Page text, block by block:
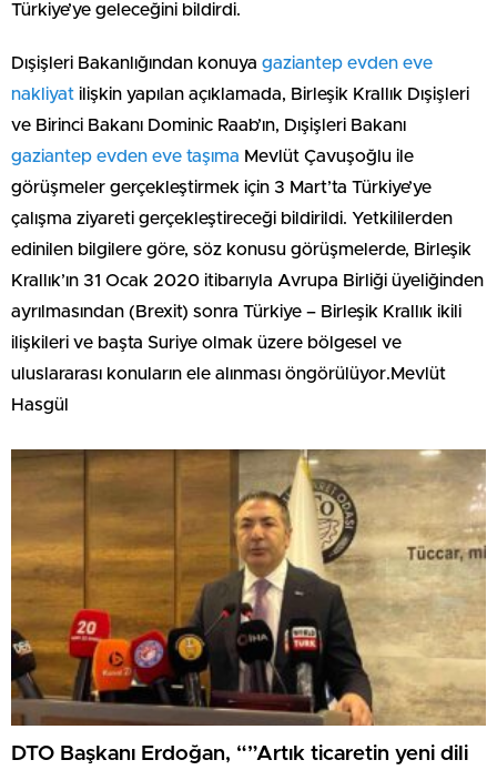
Türkiye’ye geleceğini bildirdi.
Dışişleri Bakanlığından konuya gaziantep evden eve
nakliyat ilişkin yapılan açıklamada, Birleşik Krallık Dışişleri
ve Birinci Bakanı Dominic Raab’ın, Dışişleri Bakanı
gaziantep evden eve taşıma Mevlüt Çavuşoğlu ile
görüşmeler gerçekleştirmek için 3 Mart’ta Türkiye’ye
çalışma ziyareti gerçekleştireceği bildirildi. Yetkililerden
edinilen bilgilere göre, söz konusu görüşmelerde, Birleşik
Krallık’ın 31 Ocak 2020 itibarıyla Avrupa Birliği üyeliğinden
ayrılmasından (Brexit) sonra Türkiye – Birleşik Krallık ikili
ilişkileri ve başta Suriye olmak üzere bölgesel ve
uluslararası konuların ele alınması öngörülüyor.Mevlüt
Hasgül
DTO Başkanı Erdoğan, “”Artık ticaretin yeni dili